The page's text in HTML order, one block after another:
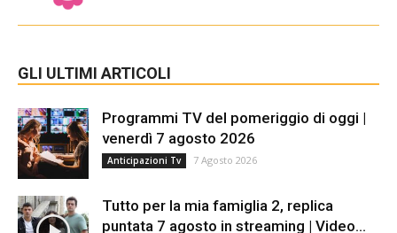
GLI ULTIMI ARTICOLI
Programmi TV del pomeriggio di oggi |
venerdì 7 agosto 2026
Anticipazioni Tv 7 Agosto 2026
Tutto per la mia famiglia 2, replica
puntata 7 agosto in streaming | Video...